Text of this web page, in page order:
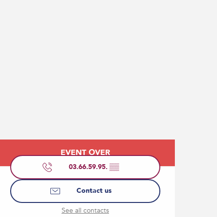
hours &
EVENT OVER
03.66.59.95. ▒▒
Contact us
See all contacts